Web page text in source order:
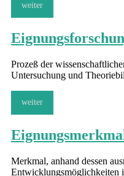
weiter
Prozeß der
Untersuchung und
weiter
Merkmal, anhand dessen
Entwicklungsmöglichkeiten